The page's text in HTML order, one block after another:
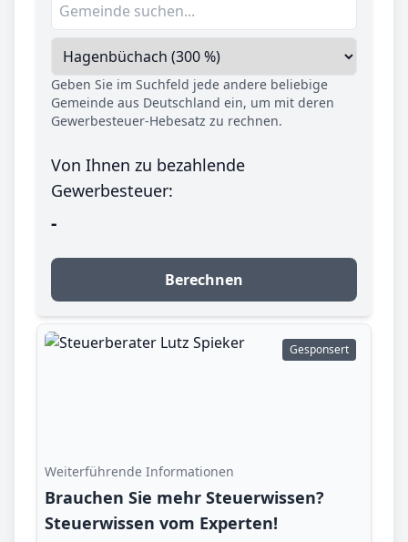
Geben Sie im Suchfeld jede andere beliebige
Gemeinde aus Deutschland ein, um mit deren
Gewerbesteuer-Hebesatz zu rechnen.
Von Ihnen zu bezahlende
Gewerbesteuer:
-
Berechnen
Gesponsert
Weiterführende Informationen
Brauchen Sie mehr Steuerwissen?
Steuerwissen vom Experten!